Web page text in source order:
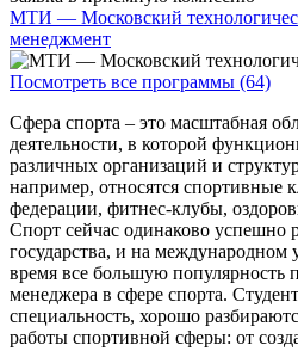
МТИ — Московский
менеджмент
Посмотреть все программы (64)
Сфера спорта – это масштабная
деятельности, в которой
различных организаций и
например, относятся спортивные
федерации, фитнес-клубы,
Спорт сейчас одинаково успешно
государства, и на международном
время все большую популярность
менеджера в сфере спорта.
специальность, хорошо
работы спортивной сферы: от